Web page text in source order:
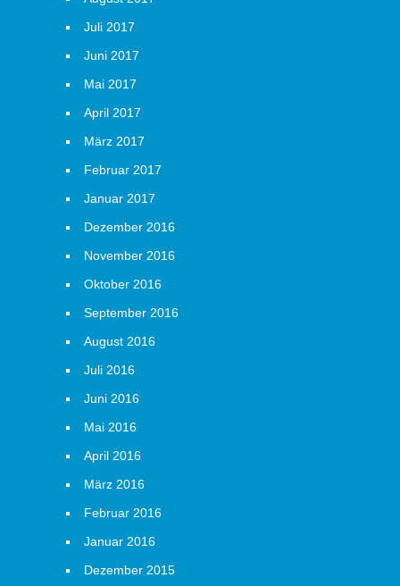
Juli 2017
Juni 2017
Mai 2017
April 2017
März 2017
Februar 2017
Januar 2017
Dezember 2016
November 2016
Oktober 2016
September 2016
August 2016
Juli 2016
Juni 2016
Mai 2016
April 2016
März 2016
Februar 2016
Januar 2016
Dezember 2015